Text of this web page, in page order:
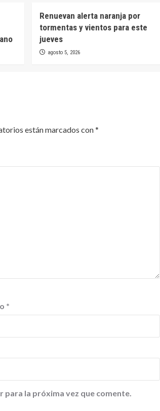
Renuevan alerta naranja por
tormentas y vientos para este
jueves
agosto 5, 2026
están marcados con*
*
para la próxima vez que comente.